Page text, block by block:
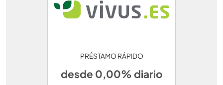
PRÉSTAMO RÁPIDO
desde 0,00% diario